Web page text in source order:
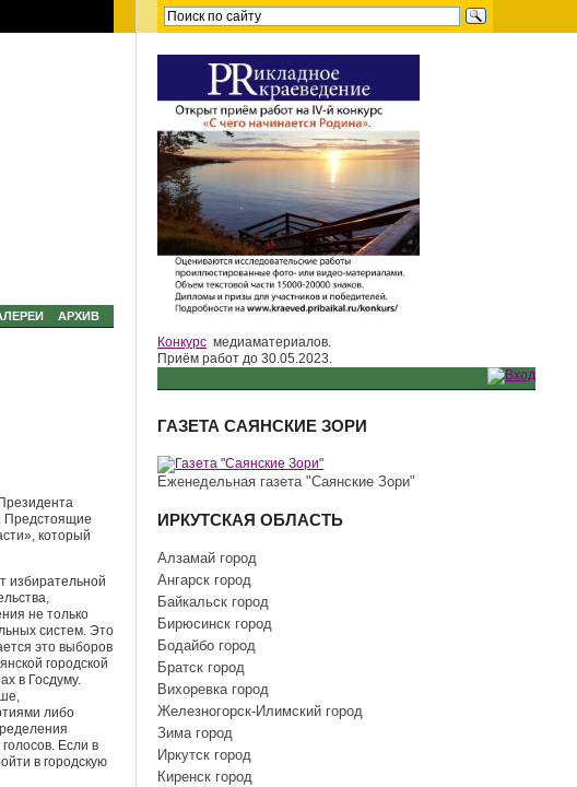
АРХИВ
Предстоящие
который
избирательной
не только
систем. Это
это выборов
городской
в Госдуму.
либо
Если в
в городскую
Конкурс медиаматериалов.
Приём работ до 30.05.2023.
ГАЗЕТА САЯНСКИЕ ЗОРИ
Еженедельная газета "Саянские Зори"
ИРКУТСКАЯ ОБЛАСТЬ
Алзамай город
Ангарск город
Байкальск город
Бирюсинск город
Бодайбо город
Братск город
Вихоревка город
Железногорск-Илимский город
Зима город
Иркутск город
Киренск город